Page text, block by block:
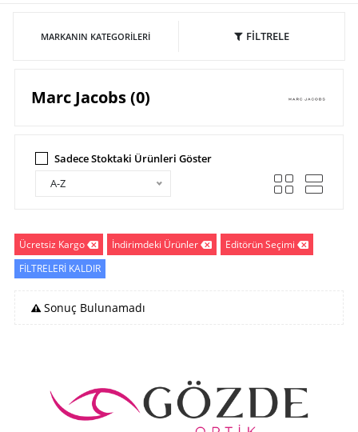
MARKANIN KATEGORILERI FİLTRELE
Marc Jacobs (0)
Sadece Stoktaki Ürünleri Göster
A-Z
Ücretsiz Kargo İndirimdeki Ürünler
Editörün Seçimi
FİLTRELERİ KALDIR
Sonuç Bulunamadı